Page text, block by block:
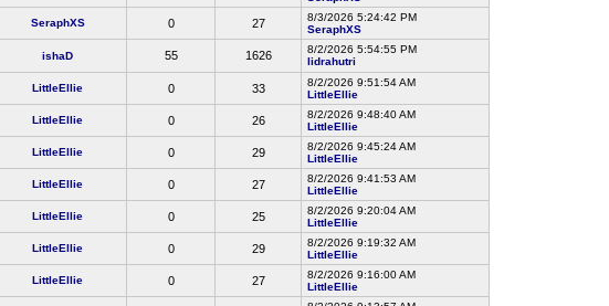
SeraphXS 0 27
8/3/2026 5:24:42 PM
SeraphXS
ishaD 55 1626
8/2/2026 5:54:55 PM
lidrahutri
LittleEllie 0 33
8/2/2026 9:51:54 AM
LittleEllie
LittleEllie 0 26
8/2/2026 9:48:40 AM
LittleEllie
LittleEllie 0 29
8/2/2026 9:45:24 AM
LittleEllie
LittleEllie 0 27
8/2/2026 9:41:53 AM
LittleEllie
LittleEllie 0 25
8/2/2026 9:20:04 AM
LittleEllie
LittleEllie 0 29
8/2/2026 9:19:32 AM
LittleEllie
LittleEllie 0 27
8/2/2026 9:16:00 AM
LittleEllie